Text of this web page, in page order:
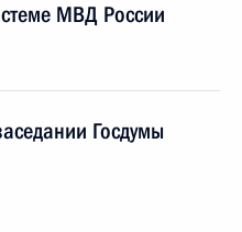
МВД России
Госдумы